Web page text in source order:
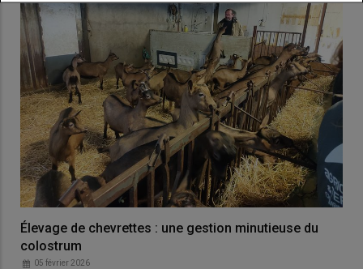
Élevage de chevrettes : une gestion minutieuse du
colostrum
05 février 2026